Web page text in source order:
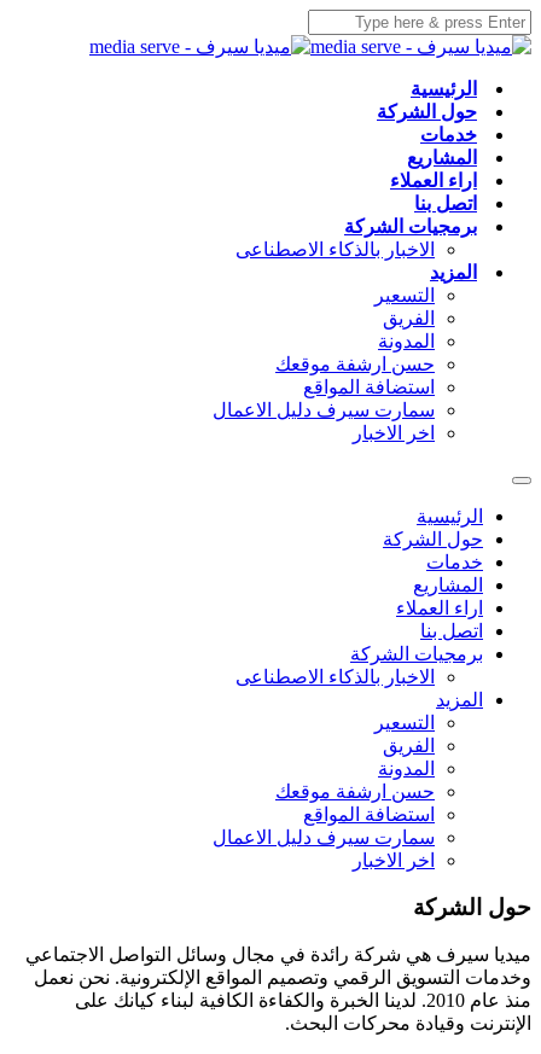
الرئيسية
حول الشركة
خدمات
المشاريع
اراء العملاء
اتصل بنا
برمجيات الشركة
الاخبار بالذكاء الاصطناعى
المزيد
التسعير
الفريق
المدونة
حسن ارشفة موقعك
استضافة المواقع
سمارت سيرف دليل الاعمال
اخر الاخبار
الرئيسية
حول الشركة
خدمات
المشاريع
اراء العملاء
اتصل بنا
برمجيات الشركة
الاخبار بالذكاء الاصطناعى
المزيد
التسعير
الفريق
المدونة
حسن ارشفة موقعك
استضافة المواقع
سمارت سيرف دليل الاعمال
اخر الاخبار
حول الشركة
ميديا ​​سيرف هي شركة رائدة في مجال وسائل التواصل الاجتماعي
وخدمات التسويق الرقمي وتصميم المواقع الإلكترونية. نحن نعمل
منذ عام 2010. لدينا الخبرة والكفاءة الكافية لبناء كيانك على
الإنترنت وقيادة محركات البحث.